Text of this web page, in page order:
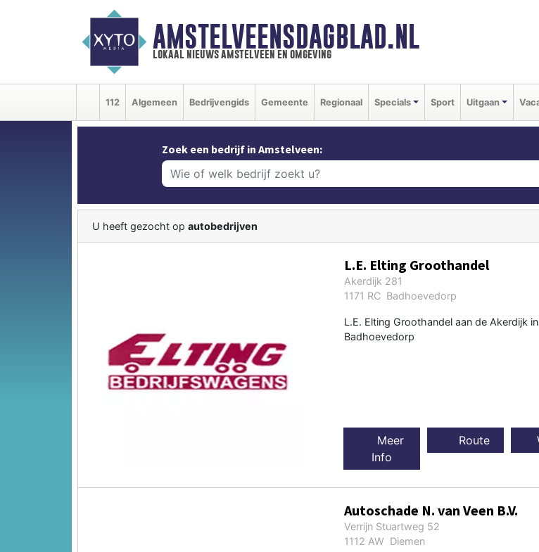
AMSTELVEENSDAGBLAD.NL
lokaal nieuws amstelveen en omgeving
112 Algemeen Bedrijvengids Gemeente Regionaal Specials Sport Uitgaan
Zoek een bedrijf in Amstelveen:
U heeft gezocht op autobedrijven
L.E. Elting Groothandel
Akerdijk 281
1171 RC Badhoevedorp
L.E. Elting Groothandel aan de Akerdijk in
Badhoevedorp
Meer
Info
Route
Autoschade N. van Veen B.V.
Verrijn Stuartweg 52
1112 AW Diemen